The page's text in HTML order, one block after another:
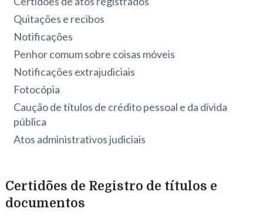
Quitações e recibos
Notificações
Penhor comum sobre coisas móveis
Notificações extrajudiciais
Fotocópia
Caução de títulos de crédito pessoal e da dívida
pública
Atos administrativos judiciais
Certidões de Registro de títulos e
documentos